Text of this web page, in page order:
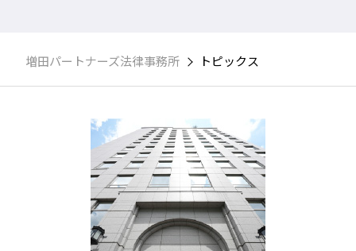
増田パートナーズ法律事務所 トピックス